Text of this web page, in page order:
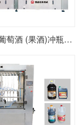
QSP-16-12-1葡萄酒 (果酒)冲瓶灌装打塞联体机